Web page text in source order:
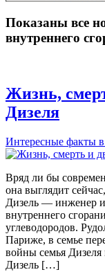
Показаны все
внутреннего
Жизнь,
Дизеля
Интересные факты в
Вряд ли бы
она выглядит
Дизель — инженер и
внутреннего
углеводородов.
Париже, в семье
войны семья
Дизель […]